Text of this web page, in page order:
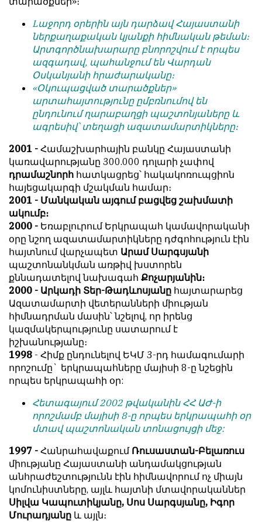
Lաջորդ օրերին այն դարձավ Հայաստանի
ներքաղաքական կյանքի հիմնական թեման։
Արտգործնախարարը բնորոշվում է որպես
ազգադավ, պահանջում են Վարդան
Օսկանյանի հրաժարականը։
«Օկուպացված տարածքներ»
արտահայտությունը ըմբռնումով են
ընդունում ղարաբաղցի պաշտոնյաները և
ագրեսիվ՝ տեղացի ազատամարտիկները։
2001 - Համաշխարհային բանկը Հայաստանի
կառավարությանը 300.000 դոլարի չափով
դրամաշնորհ հատկացրեց՝ հակակոռուպցիոն
հայեցակարգի մշակման համար։
2001 - Մանկական այգում բացվեց շախմատի
ակումբ։
2000 - Եռաբլուրում Երկրապահ կամավորականի
օրը նշող ազատամարտիկները դժգոհություն էին
հայտնում վարչապետ Արամ Սարգսյանի
պաշտոնանկման առթիվ խստորեն
քննադատելով նախագահ Քոչարյանին։
2000 - Արկադի Տեր-Թադևոսյանը հայտարարեց
Ազատամարտի վետերանների միության
հիմնադրման մասին՝ նշելով, որ իրենց
կազմակերպությունը սատարում է
իշխանությանը։
1998 - Հիմք ընդունելով ԵԿՄ 3-րդ համագումարի
որոշումը` երկրապահները մայիսի 8-ը նշեցին
որպես երկրապահի օր:
Հետագայում 2002 թվականին ՀՀ ԱԺ-ի
որոշմամբ մայիսի 8-ը որպես երկրապահի օր
մտավ պաշտոնական տոնացույցի մեջ:
1997 - Հանրահավաքում Ռուսաստան-Բելառուս
միությանը Հայաստանի անդամակցության
անհրաժեշտությունն էին հիմնավորում ոչ միայն
կոմունիստները, այլև հայտնի մտավորականներ
Սիլվա Կապուտիկյանը, Սոս Սարգսյանը, Իգոր
Մուրադյանը և այլն։